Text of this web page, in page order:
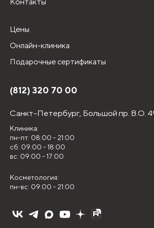
Цены
Онлайн-клиника
Подарочные сертификаты
(812) 320 70 00
Санкт-Петербург, Большой пр. В.О.
Клиника:
пн-пт: 08:00 - 21:00
сб: 09:00 - 18:00
вс: 09:00 - 17:00
Косметология:
пн-вс: 09:00 - 21:00